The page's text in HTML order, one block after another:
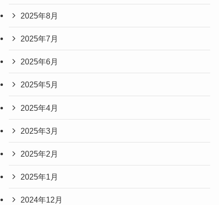
2025年8月
2025年7月
2025年6月
2025年5月
2025年4月
2025年3月
2025年2月
2025年1月
2024年12月